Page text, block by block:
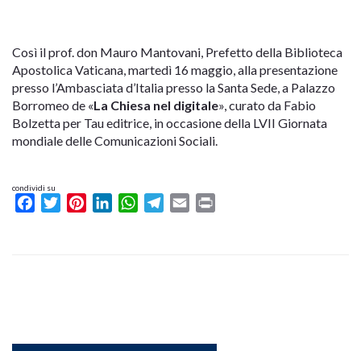
Così il prof. don Mauro Mantovani, Prefetto della Biblioteca
Apostolica Vaticana, martedì 16 maggio, alla presentazione
presso l’Ambasciata d’Italia presso la Santa Sede, a Palazzo
Borromeo de «La Chiesa nel digitale», curato da Fabio
Bolzetta per Tau editrice, in occasione della LVII Giornata
mondiale delle Comunicazioni Sociali.
condividi su
FacebookTwitterPinterestLinkedInWhatsAppTelegram
Email